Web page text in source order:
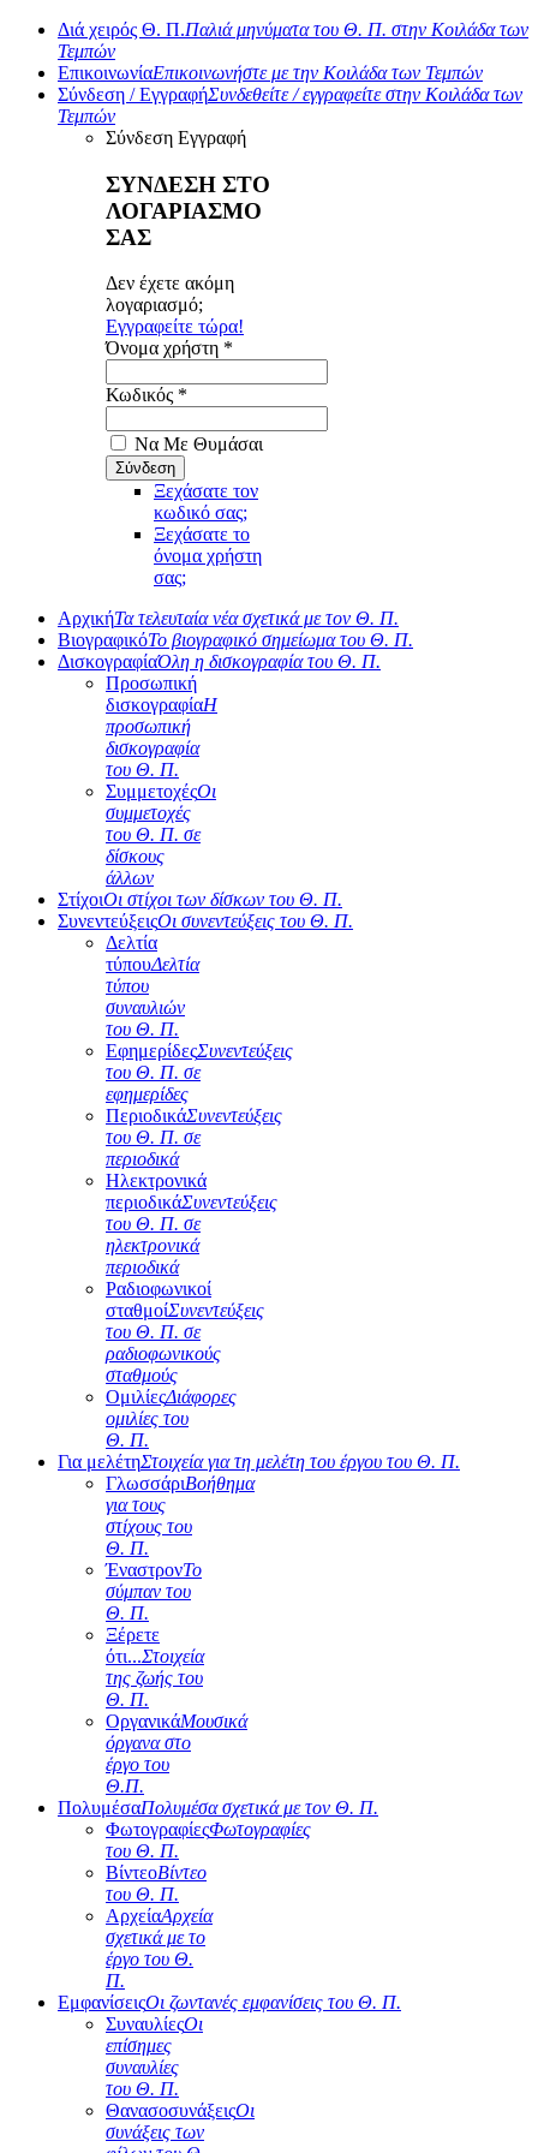
Διά χειρός Θ. Π.Παλιά μηνύματα του Θ. Π. στην Κοιλάδα των
Τεμπών
ΕπικοινωνίαΕπικοινωνήστε με την Κοιλάδα των Τεμπών
Σύνδεση / ΕγγραφήΣυνδεθείτε / εγγραφείτε στην Κοιλάδα των
Τεμπών
Σύνδεση Εγγραφή
ΣΥΝΔΕΣΗ ΣΤΟ
ΛΟΓΑΡΙΑΣΜΟ
ΣΑΣ
Δεν έχετε ακόμη
λογαριασμό;
Εγγραφείτε τώρα!
Όνομα χρήστη *
Κωδικός *
Να Με Θυμάσαι
Ξεχάσατε τον
κωδικό σας;
Ξεχάσατε το
όνομα χρήστη
σας;
ΑρχικήΤα τελευταία νέα σχετικά με τον Θ. Π.
ΒιογραφικόΤο βιογραφικό σημείωμα του Θ. Π.
ΔισκογραφίαΌλη η δισκογραφία του Θ. Π.
Προσωπική
δισκογραφίαΗ
προσωπική
δισκογραφία
του Θ. Π.
ΣυμμετοχέςΟι
συμμετοχές
του Θ. Π. σε
δίσκους
άλλων
ΣτίχοιΟι στίχοι των δίσκων του Θ. Π.
ΣυνεντεύξειςΟι συνεντεύξεις του Θ. Π.
Δελτία
τύπουΔελτία
τύπου
συναυλιών
του Θ. Π.
ΕφημερίδεςΣυνεντεύξεις
του Θ. Π. σε
εφημερίδες
ΠεριοδικάΣυνεντεύξεις
του Θ. Π. σε
περιοδικά
Ηλεκτρονικά
περιοδικάΣυνεντεύξεις
του Θ. Π. σε
ηλεκτρονικά
περιοδικά
Ραδιοφωνικοί
σταθμοίΣυνεντεύξεις
του Θ. Π. σε
ραδιοφωνικούς
σταθμούς
ΟμιλίεςΔιάφορες
ομιλίες του
Θ. Π.
Για μελέτηΣτοιχεία για τη μελέτη του έργου του Θ. Π.
ΓλωσσάριΒοήθημα
για τους
στίχους του
Θ. Π.
ΈναστρονΤο
σύμπαν του
Θ. Π.
Ξέρετε
ότι...Στοιχεία
της ζωής του
Θ. Π.
ΟργανικάΜουσικά
όργανα στο
έργο του
Θ.Π.
ΠολυμέσαΠολυμέσα σχετικά με τον Θ. Π.
ΦωτογραφίεςΦωτογραφίες
του Θ. Π.
ΒίντεοΒίντεο
του Θ. Π.
ΑρχείαΑρχεία
σχετικά με το
έργο του Θ.
Π.
ΕμφανίσειςΟι ζωντανές εμφανίσεις του Θ. Π.
ΣυναυλίεςΟι
επίσημες
συναυλίες
του Θ. Π.
ΘανασοσυνάξειςΟι
συνάξεις των